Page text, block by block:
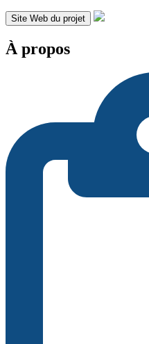
Site Web du projet
À propos